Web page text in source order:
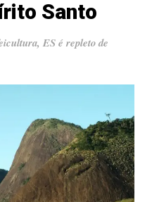
Santo
ES é repleto de